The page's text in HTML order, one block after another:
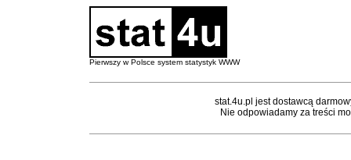
Pierwszy w Polsce system statystyk WWW
stat.4u.pl jest dostawcą
Nie odpowiadamy za treści